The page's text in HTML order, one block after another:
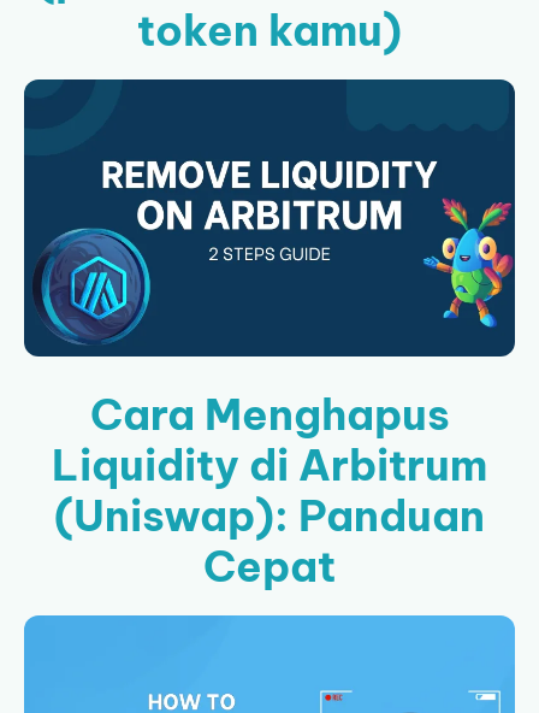
token kamu)
Cara Menghapus
Liquidity di Arbitrum
(Uniswap): Panduan
Cepat